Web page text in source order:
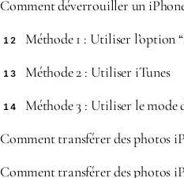
Comment déverrouiller un
12 Méthode 1 : Utiliser l’option
13 Méthode 2 : Utiliser iTunes
14 Méthode 3 : Utiliser le mode
Comment transférer des photos
Comment transférer des photos